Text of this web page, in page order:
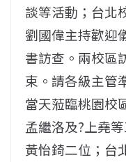
談等活動；台北
劉國偉主持歡迎
書訪查。兩校區
束。請各級主管
當天蒞臨桃園校
孟繼洛及?上堯
黃怡錡二位；台